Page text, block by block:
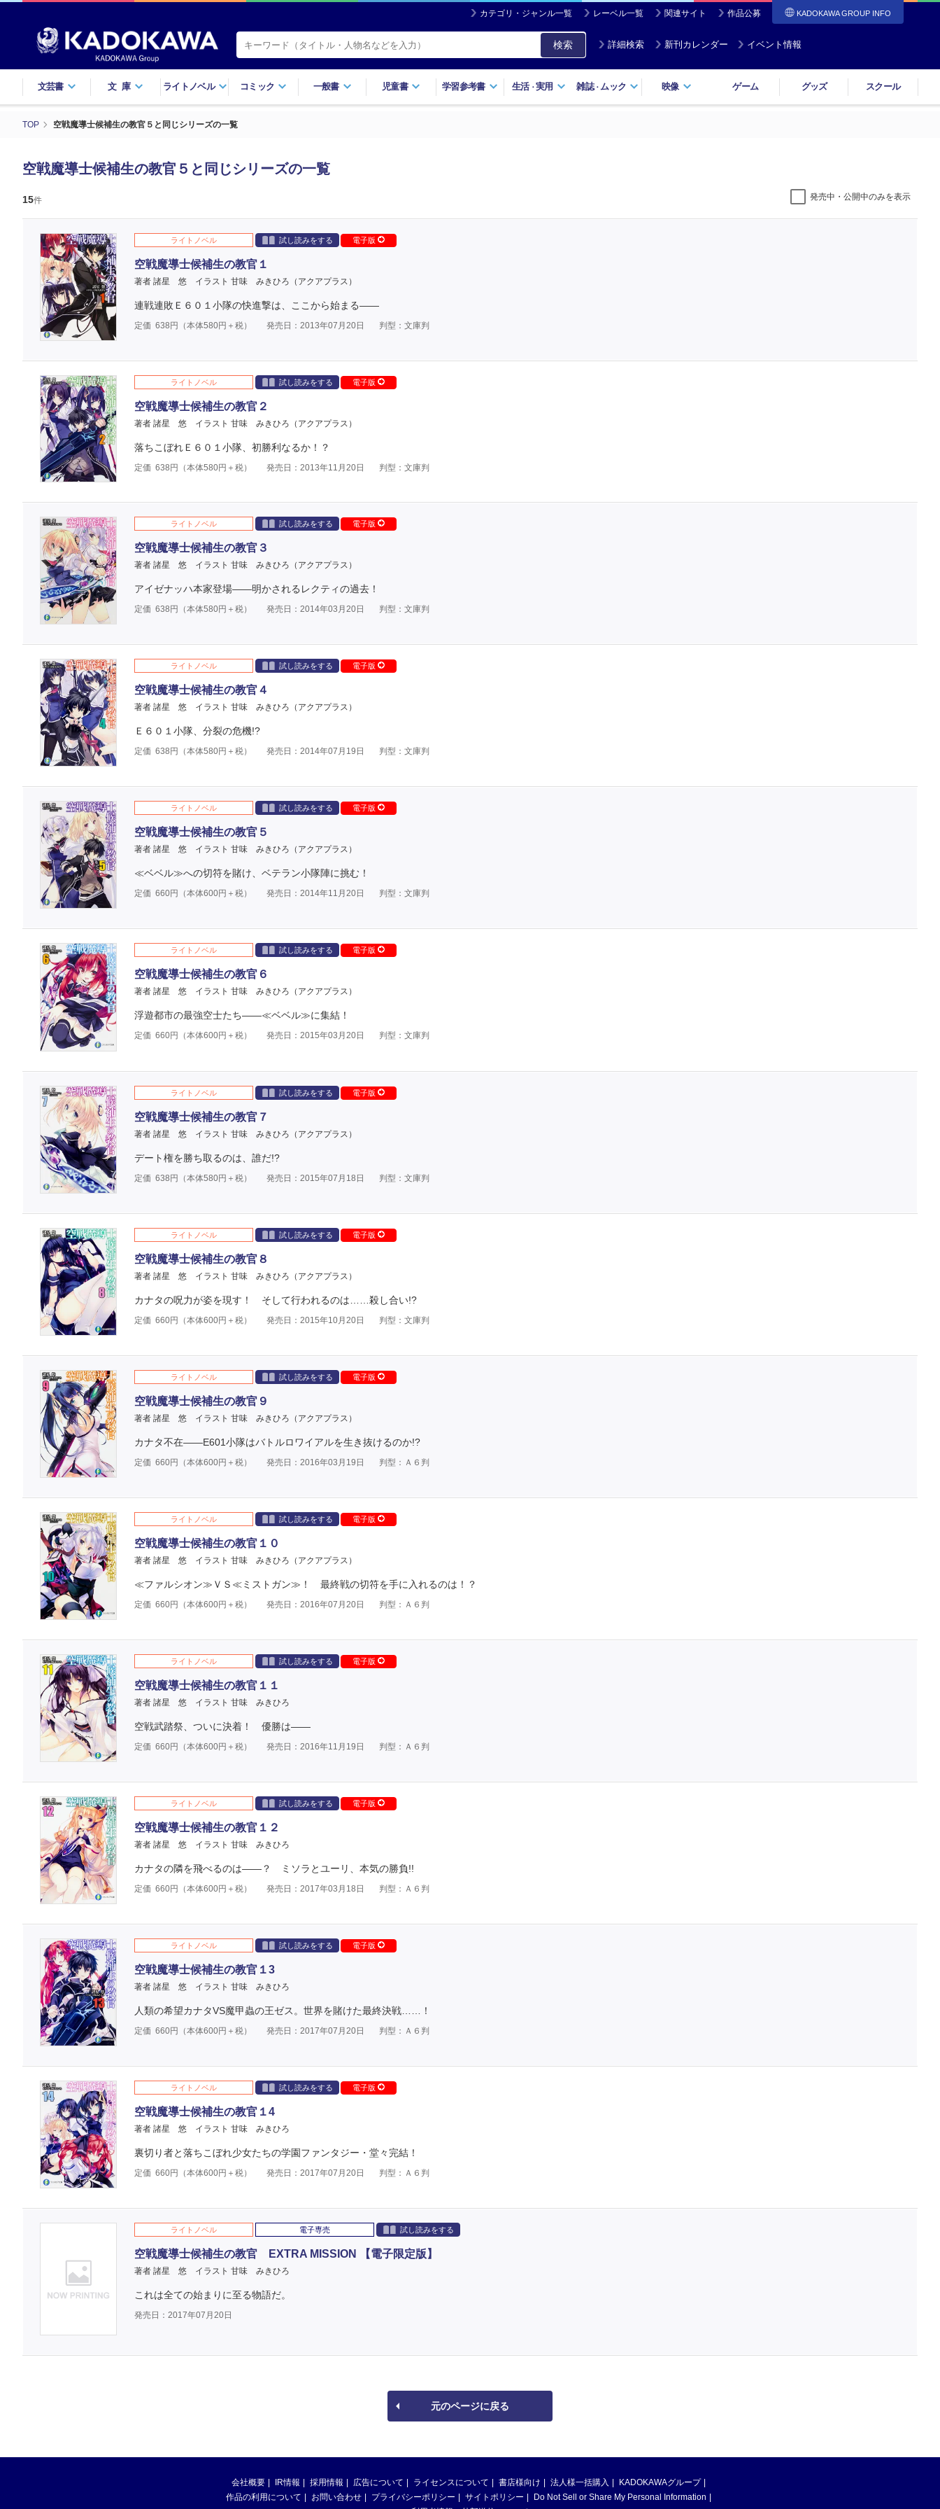
カテゴリ・ジャンル一覧 レーベル一覧 関連サイト 作品公募 KADOKAWA GROUP INFO
検索 詳細検索 新刊カレンダー イベント情報
文芸書 文庫 ライトノベル コミック 一般書 児童書 学習参考書 生活・実用 雑誌・ ムック 映像 ゲーム グッズ スクール
TOP 空戦魔導士候補生の教官５と同じシリーズの一覧
空戦魔導士候補生の教官５と同じシリーズの一覧
15件 発売中・公開中のみを表示
ライトノベル 試し読みをする 電子版
空戦魔導士候補生の教官１
著者 諸星 悠 イラスト 甘味 みきひろ（アクアプラス）
連戦連敗Ｅ６０１小隊の快進撃は、ここから始まる――
定価 638 円（本体580円＋税） 発売日：2013年07月20日 判型：文庫判
ライトノベル 試し読みをする 電子版
空戦魔導士候補生の教官２
著者 諸星 悠 イラスト 甘味 みきひろ（アクアプラス）
落ちこぼれＥ６０１小隊、初勝利なるか！？
定価 638 円（本体580円＋税） 発売日：2013年11月20日 判型：文庫判
ライトノベル 試し読みをする 電子版
空戦魔導士候補生の教官３
著者 諸星 悠 イラスト 甘味 みきひろ（アクアプラス）
アイゼナッハ本家登場――明かされるレクティの過去！
定価 638 円（本体580円＋税） 発売日：2014年03月20日 判型：文庫判
ライトノベル 試し読みをする 電子版
空戦魔導士候補生の教官４
著者 諸星 悠 イラスト 甘味 みきひろ（アクアプラス）
Ｅ６０１小隊、分裂の危機!?
定価 638 円（本体580円＋税） 発売日：2014年07月19日 判型：文庫判
ライトノベル 試し読みをする 電子版
空戦魔導士候補生の教官５
著者 諸星 悠 イラスト 甘味 みきひろ（アクアプラス）
≪ベベル≫への切符を賭け、ベテラン小隊陣に挑む！
定価 660円（本体600円＋税） 発売日：2014年11月20日 判型：文庫判
ライトノベル 試し読みをする 電子版
空戦魔導士候補生の教官６
著者 諸星 悠 イラスト 甘味 みきひろ（アクアプラス）
浮遊都市の最強空士たち――≪ベベル≫に集結！
定価 660円（本体600円＋税） 発売日：2015年03月20日 判型：文庫判
ライトノベル 試し読みをする 電子版
空戦魔導士候補生の教官７
著者 諸星 悠 イラスト 甘味 みきひろ（アクアプラス）
デート権を勝ち取るのは、誰だ!?
定価 638 円（本体580円＋税） 発売日：2015年07月18日 判型：文庫判
ライトノベル 試し読みをする 電子版
空戦魔導士候補生の教官８
著者 諸星 悠 イラスト 甘味 みきひろ（アクアプラス）
カナタの呪力が姿を現す！ そして行われるのは……殺し合い!?
定価 660円（本体600円＋税） 発売日：2015年10月20日 判型：文庫判
ライトノベル 試し読みをする 電子版
空戦魔導士候補生の教官９
著者 諸星 悠 イラスト 甘味 みきひろ（アクアプラス）
カナタ不在――E601小隊はバトルロワイアルを生き抜けるのか!?
定価 660円（本体600円＋税） 発売日：2016年03月19日 判型：Ａ６判
ライトノベル 試し読みをする 電子版
空戦魔導士候補生の教官１０
著者 諸星 悠 イラスト 甘味 みきひろ（アクアプラス）
≪ファルシオン≫ＶＳ≪ミストガン≫！ 最終戦の切符を手に入れるのは！？
定価 660円（本体600円＋税） 発売日：2016年07月20日 判型：Ａ６判
ライトノベル 試し読みをする 電子版
空戦魔導士候補生の教官１１
著者 諸星 悠 イラスト 甘味 みきひろ
空戦武踏祭、ついに決着！ 優勝は――
定価 660円（本体600円＋税） 発売日：2016年11月19日 判型：Ａ６判
ライトノベル 試し読みをする 電子版
空戦魔導士候補生の教官１２
著者 諸星 悠 イラスト 甘味 みきひろ
カナタの隣を飛べるのは――？ ミソラとユーリ、本気の勝負!!
定価 660円（本体600円＋税） 発売日：2017年03月18日 判型：Ａ６判
ライトノベル 試し読みをする 電子版
空戦魔導士候補生の教官１3
著者 諸星 悠 イラスト 甘味 みきひろ
人類の希望カナタVS魔甲蟲の王ゼス。世界を賭けた最終決戦……！
定価 660円（本体600円＋税） 発売日：2017年07月20日 判型：Ａ６判
ライトノベル 試し読みをする 電子版
空戦魔導士候補生の教官１4
著者 諸星 悠 イラスト 甘味 みきひろ
裏切り者と落ちこぼれ少女たちの学園ファンタジー・堂々完結！
定価 660円（本体600円＋税） 発売日：2017年07月20日 判型：Ａ６判
ライトノベル 電子専売 試し読みをする
空戦魔導士候補生の教官 EXTRA MISSION 【電子限定版】
著者 諸星 悠 イラスト 甘味 みきひろ
これは全ての始まりに至る物語だ。
発売日：2017年07月20日
元のページに戻る
会社概要 IR情報 採用情報 広告について ライセンスについて 書店様向け 法人様一括購入
KADOKAWAグループ
作品の利用について
お問い合わせ プライバシーポリシー サイトポリシー
Do Not Sell or Share My Personal Information